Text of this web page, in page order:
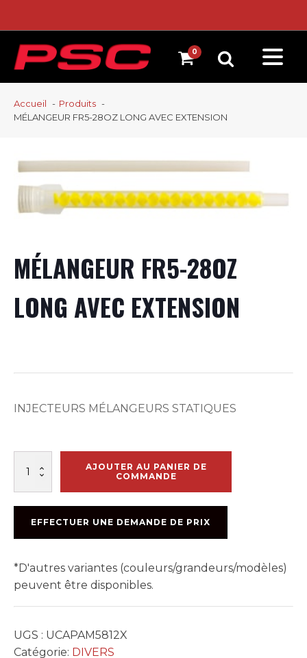
Accueil
Produits
MÉLANGEUR FR5-28OZ LONG AVEC EXTENSION
MÉLANGEUR FR5-28OZ
LONG AVEC EXTENSION
INJECTEURS MÉLANGEURS STATIQUES
MÉLANGEUR
LONG
AVEC
AJOUTER AU PANIER DE
COMMANDE
EFFECTUER UNE DEMANDE DE PRIX
*D'autres variantes (couleurs/grandeurs/modèles)
peuvent être disponibles.
UGS : UCAPAM5812X
Catégorie: DIVERS